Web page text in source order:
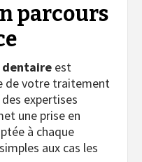
parcours
est
de votre traitement
expertises
une prise en
à chaque
aux cas les